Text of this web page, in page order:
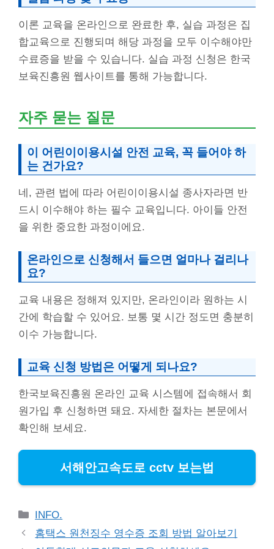
이론 교육을 온라인으로 완료한 후, 실습 과정은 집
합교육으로 진행되며 해당 과정을 모두 이수해야만
수료증을 받을 수 있습니다. 실습 과정 신청은 한국
보육진흥원 웹사이트를 통해 가능합니다.
자주 묻는 질문
이 어린이이용시설 안전 교육, 꼭 들어야 하
는 건가요?
네, 관련 법에 따라 어린이이용시설 종사자라면 반
드시 이수해야 하는 필수 교육입니다. 아이들 안전
을 위한 중요한 과정이에요.
온라인으로 신청해서 들으면 얼마나 걸리나
요?
교육 내용은 정해져 있지만, 온라인이라 원하는 시
간에 학습할 수 있어요. 보통 몇 시간 정도면 충분히
이수 가능합니다.
교육 신청 방법은 어떻게 되나요?
한국보육진흥원 온라인 교육 시스템에 접속해서 회
원가입 후 신청하면 돼요. 자세한 절차는 본문에서
확인해 보세요.
서해안고속도로 cctv 보는법
Categories
INFO.
홈택스 원천징수 영수증 조회 방법 알아보기